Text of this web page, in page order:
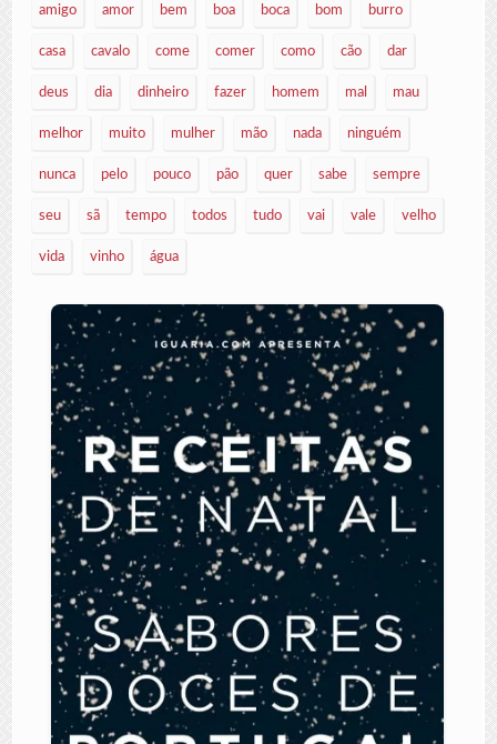
amigo amor bem boa boca bom burro
casa cavalo come comer como cão dar
deus dia dinheiro fazer homem mal mau
melhor muito mulher mão nada ninguém
nunca pelo pouco pão quer sabe sempre
seu sã tempo todos tudo vai vale velho
vida vinho água